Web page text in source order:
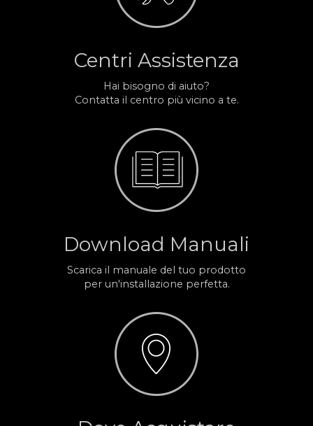
Centri Assistenza
Hai bisogno di aiuto?
Contatta il centro più vicino a te.
Download Manuali
Scarica il manuale del tuo prodotto
per un'installazione perfetta.